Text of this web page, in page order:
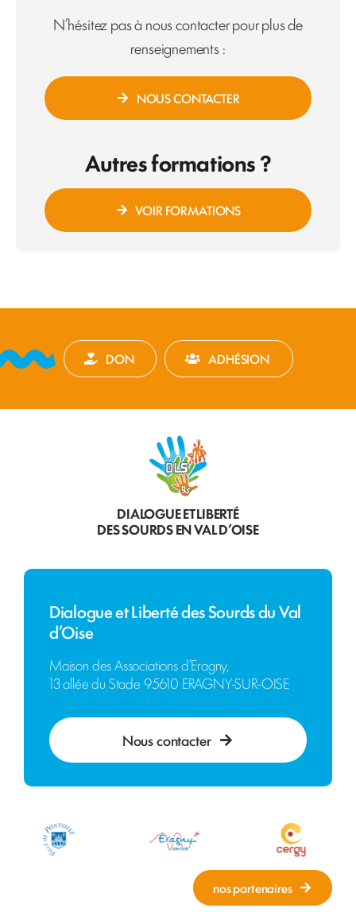
N’hésitez pas à nous contacter pour plus de
renseignements :
NOUS CONTACTER
Autres formations ?
VOIR FORMATIONS
DON ADHÉSION
DIALOGUE ET LIBERTÉ
DES SOURDS EN VAL D’OISE
Dialogue et Liberté des Sourds du Val
d’Oise
Maison des Associations d’Eragny,
13 allée du Stade 95610 ERAGNY-SUR-OISE
Nous contacter
nos partenaires